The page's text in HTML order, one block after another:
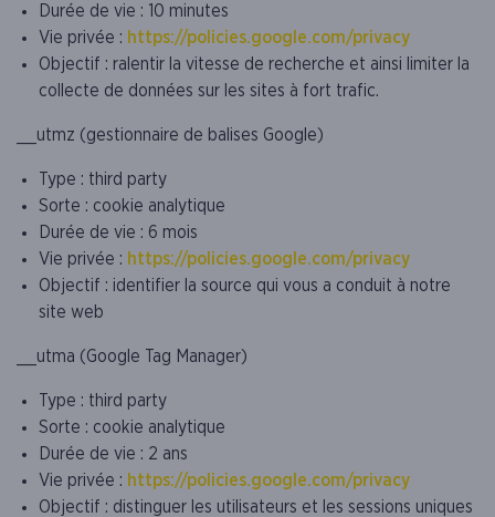
Durée de vie : 10 minutes
Vie privée : https://policies.google.com/privacy
Objectif : ralentir la vitesse de recherche et ainsi limiter la
collecte de données sur les sites à fort trafic.
__utmz (gestionnaire de balises Google)
Type : third party
Sorte : cookie analytique
Durée de vie : 6 mois
Vie privée : https://policies.google.com/privacy
Objectif : identifier la source qui vous a conduit à notre
site web
__utma (Google Tag Manager)
Type : third party
Sorte : cookie analytique
Durée de vie : 2 ans
Vie privée : https://policies.google.com/privacy
Objectif : distinguer les utilisateurs et les sessions uniques